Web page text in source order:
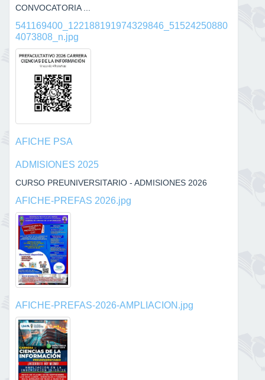
CONVOCATORIA ...
541169400_122188191974329846_51524250880
4073808_n.jpg
AFICHE PSA
ADMISIONES 2025
CURSO PREUNIVERSITARIO - ADMISIONES 2026
AFICHE-PREFAS 2026.jpg
AFICHE-PREFAS-2026-AMPLIACION.jpg